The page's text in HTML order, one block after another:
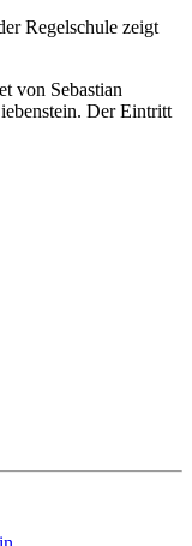
Regelschule zeigt
von Sebastian
Der Eintritt